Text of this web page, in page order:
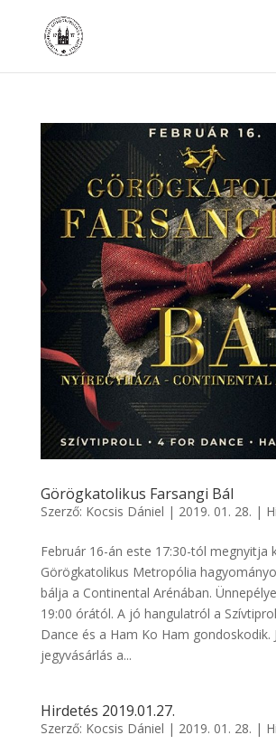
Görögkatolikus Farsangi Bál
Szerző: Kocsis Dániel | 2019. 01. 28. |
Február 16-án este 17:30-tól megnyitja
Görögkatolikus Metropólia
bálja a Continental Arénában.
19:00 órától. A jó hangulatról a
Dance és a Ham Ko Ham gondoskodik.
jegyvásárlás a...
Hirdetés 2019.01.27.
Szerző: Kocsis Dániel | 2019. 01. 28. |